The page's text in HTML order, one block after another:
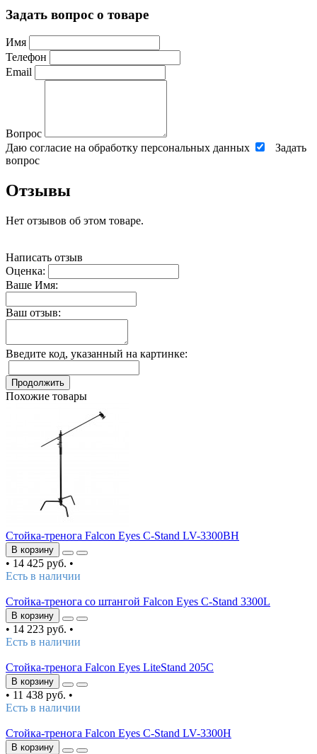
Задать вопрос о товаре
Имя
Телефон
Email
Вопрос
Даю согласие на обработку персональных данных
Задать
вопрос
Отзывы
Нет отзывов об этом товаре.
Написать отзыв
Оценка:
Ваше Имя:
Ваш отзыв:
Введите код, указанный на картинке:
Продолжить
Похожие товары
Стойка-тренога Falcon Eyes C-Stand LV-3300BH
В корзину
• 14 425 руб. •
Есть в наличии
Стойка-тренога со штангой Falcon Eyes C-Stand 3300L
В корзину
• 14 223 руб. •
Есть в наличии
Стойка-тренога Falcon Eyes LiteStand 205C
В корзину
• 11 438 руб. •
Есть в наличии
Стойка-тренога Falcon Eyes C-Stand LV-3300H
В корзину